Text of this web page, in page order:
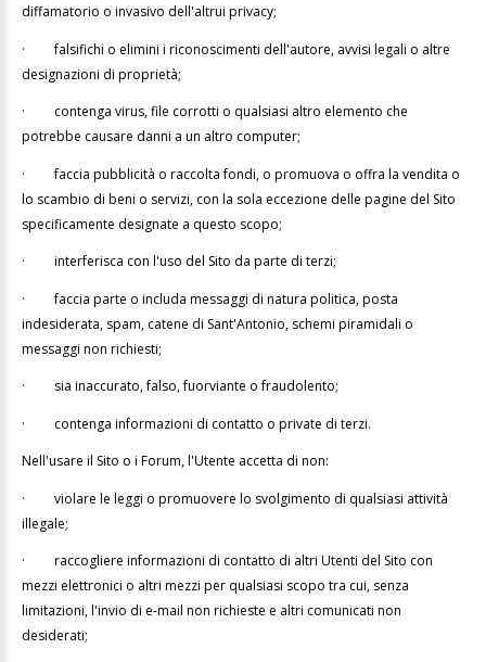
diffamatorio o invasivo dell'altrui privacy;
·falsifichi o elimini i riconoscimenti dell'autore, avvisi legali o altre
designazioni di proprietà;
· contenga virus, file corrotti o qualsiasi altro elemento che
potrebbe causare danni a un altro computer;
·faccia pubblicità o raccolta fondi, o promuova o offra la vendita o
lo scambio di beni o servizi, con la sola eccezione delle pagine del Sito
specificamente designate a questo scopo;
· interferisca con l'uso del Sito da parte di terzi;
·faccia parte o includa messaggi di natura politica, posta
indesiderata, spam, catene di Sant'Antonio, schemi piramidali o
messaggi non richiesti;
· sia inaccurato, falso, fuorviante o fraudolento;
· contenga informazioni di contatto o private di terzi.
Nell'usare il Sito o i Forum, l'Utente accetta di non:
· violare le leggi o promuovere lo svolgimento di qualsiasi attività
illegale;
· raccogliere informazioni di contatto di altri Utenti del Sito con
mezzi elettronici o altri mezzi per qualsiasi scopo tra cui, senza
limitazioni, l'invio di e-mail non richieste e altri comunicati non
desiderati;